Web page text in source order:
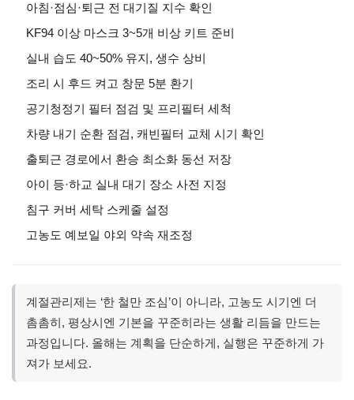
아침·점심·퇴근 전 대기질 지수 확인
KF94 이상 마스크 3~5개 비상 키트 준비
실내 습도 40~50% 유지, 생수 상비
조리 시 후드 켜고 창문 5분 환기
공기청정기 필터 점검 및 프리필터 세척
차량 내기 순환 점검, 캐빈필터 교체 시기 확인
출퇴근 경로에서 환승 최소화 동선 저장
아이 등·하교 실내 대기 장소 사전 지정
침구 커버 세탁 스케줄 설정
고농도 예보일 야외 약속 재조정
계절관리제는 ‘한 철만 조심’이 아니라, 고농도 시기엔 더
촘촘히, 평상시엔 기본을 꾸준히라는 생활 리듬을 만드는
과정입니다. 올해는 계획을 단순하게, 실행은 꾸준하게 가
져가 보세요.